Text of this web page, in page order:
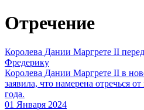
Отречение
Королева Дании Маргрете II
Фредерику
Королева Дании Маргрете II в
заявила, что намерена отречься
года.
01 Января 2024